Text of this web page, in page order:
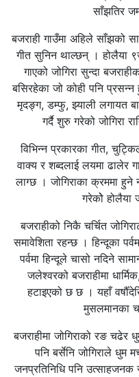
साँझतिर
बजराही गाउँमा अहिले साँझको
गीत सुनिन थाल्छन् । होलैया
गाएको जोगिरा सुन्दा
बसिरहेका जो कोही पनि
मृदङ्ग, डम्फु, झ्याली लगायत
गर्दै शुरु गरेको जोगिरा
विभिन्न प्रकारका गीत,
वाक्य र शब्दलाई लयमा ढालेर
लाग्छ । जोगिराका क्रममा
गरेकोे होलैया
बजराहीको निकै चर्चित
समावेशिता रहन्छ । हिन्दूका
पर्वमा हिन्दूले चासो नदिने
जलेश्वरको बजराहीमा
हटाइएको छ छ । यहाँ
मुसलमानका
बजराहीमा जोगिराको रङ
पनि बर्सेनि जोगिराले धुम
जनप्रतिनिधि पनि उत्साहजनक